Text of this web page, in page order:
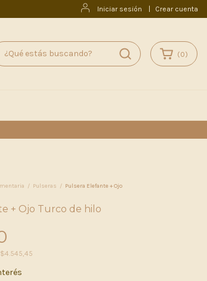
Iniciar sesión Crear cuenta
(0)
/ Pulseras / Pulsera Elefante + Ojo
+ Ojo Turco de hilo
$4.545,45